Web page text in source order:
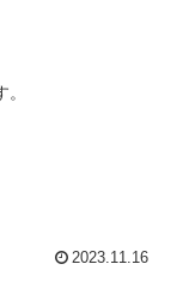
2023.11.16